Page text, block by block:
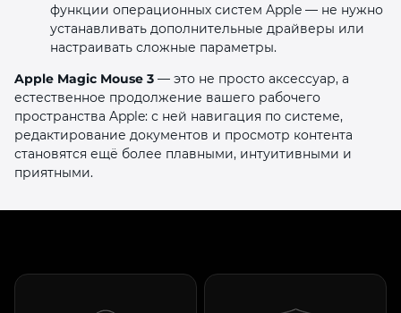
функции операционных систем Apple — не нужно
устанавливать дополнительные драйверы или
настраивать сложные параметры.
Apple Magic Mouse 3 — это не просто аксессуар, а
естественное продолжение вашего рабочего
пространства Apple: с ней навигация по системе,
редактирование документов и просмотр контента
становятся ещё более плавными, интуитивными и
приятными.